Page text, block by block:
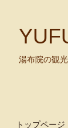
湯布院の観
トップページ